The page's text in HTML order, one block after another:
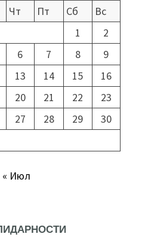
Чт Пт Сб
Вс
1
2
6 7 8
9
13 14 15
16
20 21 22
23
27 28 29
30
« Июл